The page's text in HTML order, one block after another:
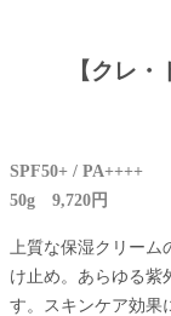
【クレ
SPF50+ / PA++++
50g 9,720円
上質な保湿クリー
け止め。あらゆる紫
す。スキンケア効果